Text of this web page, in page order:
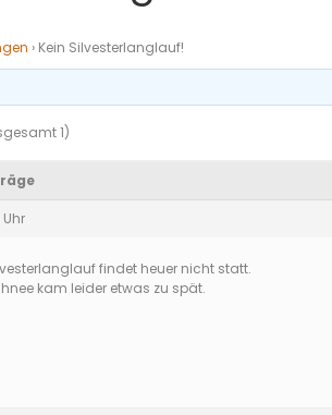
› Kein Silvesterlanglauf!
1)
findet heuer nicht statt.
kam leider etwas zu spät.